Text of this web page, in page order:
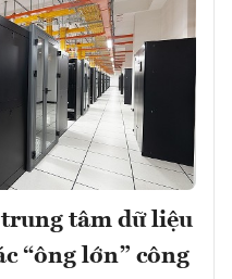
tâm dữ liệu
“ông lớn” công